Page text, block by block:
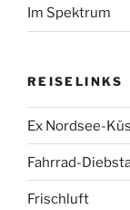
Im Spektrum
REISELINKS
Ex Nordsee-
Fahrrad-
Frischluft